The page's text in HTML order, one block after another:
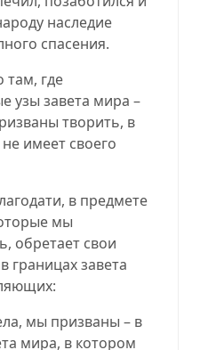
наследие
спасения.
там, где
узы завета мира –
творить, в
имеет своего
в предмете
мы
обретает свои
границах завета
мы призваны – в
мира, в котором